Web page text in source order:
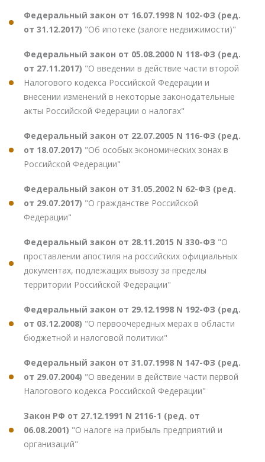
Федеральный закон от 16.07.1998 N 102-ФЗ (ред.
от 31.12.2017) "Об ипотеке (залоге недвижимости)"
Федеральный закон от 05.08.2000 N 118-ФЗ (ред.
от 27.11.2017) "О введении в действие части второй
Налогового кодекса Российской Федерации и
внесении изменений в некоторые законодательные
акты Российской Федерации о налогах"
Федеральный закон от 22.07.2005 N 116-ФЗ (ред.
от 18.07.2017) "Об особых экономических зонах в
Российской Федерации"
Федеральный закон от 31.05.2002 N 62-ФЗ (ред.
от 29.07.2017) "О гражданстве Российской
Федерации"
Федеральный закон от 28.11.2015 N 330-ФЗ "О
проставлении апостиля на российских официальных
документах, подлежащих вывозу за пределы
территории Российской Федерации"
Федеральный закон от 29.12.1998 N 192-ФЗ (ред.
от 03.12.2008) "О первоочередных мерах в области
бюджетной и налоговой политики"
Федеральный закон от 31.07.1998 N 147-ФЗ (ред.
от 29.07.2004) "О введении в действие части первой
Налогового кодекса Российской Федерации"
Закон РФ от 27.12.1991 N 2116-1 (ред. от
06.08.2001) "О налоге на прибыль предприятий и
организаций"